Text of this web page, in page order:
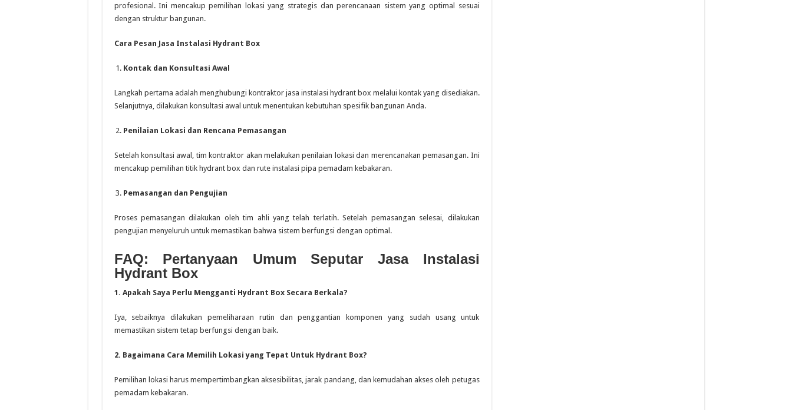
profesional. Ini mencakup pemilihan lokasi yang strategis dan perencanaan sistem yang optimal sesuai
dengan struktur bangunan.
Cara Pesan Jasa Instalasi Hydrant Box
Kontak dan Konsultasi Awal
Langkah pertama adalah menghubungi kontraktor jasa instalasi hydrant box melalui kontak yang disediakan.
Selanjutnya, dilakukan konsultasi awal untuk menentukan kebutuhan spesifik bangunan Anda.
Penilaian Lokasi dan Rencana Pemasangan
Setelah konsultasi awal, tim kontraktor akan melakukan penilaian lokasi dan merencanakan pemasangan. Ini
mencakup pemilihan titik hydrant box dan rute instalasi pipa pemadam kebakaran.
Pemasangan dan Pengujian
Proses pemasangan dilakukan oleh tim ahli yang telah terlatih. Setelah pemasangan selesai, dilakukan
pengujian menyeluruh untuk memastikan bahwa sistem berfungsi dengan optimal.
FAQ: Pertanyaan Umum Seputar Jasa Instalasi
Hydrant Box
1. Apakah Saya Perlu Mengganti Hydrant Box Secara Berkala?
Iya, sebaiknya dilakukan pemeliharaan rutin dan penggantian komponen yang sudah usang untuk
memastikan sistem tetap berfungsi dengan baik.
2. Bagaimana Cara Memilih Lokasi yang Tepat Untuk Hydrant Box?
Pemilihan lokasi harus mempertimbangkan aksesibilitas, jarak pandang, dan kemudahan akses oleh petugas
pemadam kebakaran.